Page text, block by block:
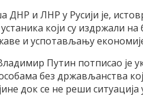
ДНР и ЛНР у Русији је,
који су издржали
и успотављању
Путин потписао је
без држављанства
док се не реши